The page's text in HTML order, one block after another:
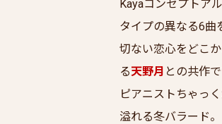
Kayaコンセプトア
タイプの異なる6曲
切ない恋心をどこ
る天野月 との共作で
ピアニストちゃっ
溢れる冬バラード。